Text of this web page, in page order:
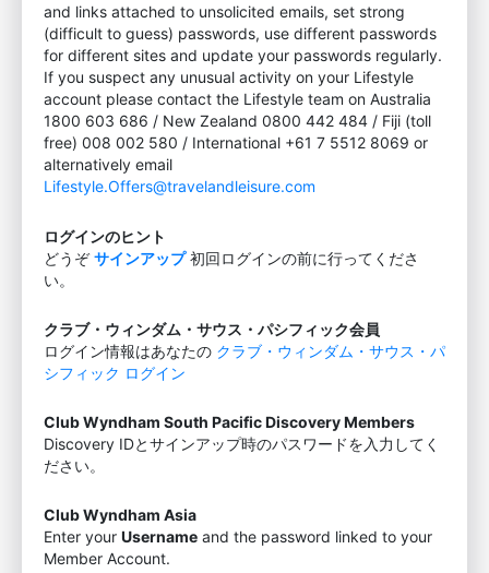
and links attached to unsolicited emails, set strong
(difficult to guess) passwords, use different passwords
for different sites and update your passwords regularly.
If you suspect any unusual activity on your Lifestyle
account please contact the Lifestyle team on Australia
1800 603 686 / New Zealand 0800 442 484 / Fiji (toll
free) 008 002 580 / International +61 7 5512 8069 or
alternatively email
Lifestyle.Offers@travelandleisure.com
ログインのヒント
どうぞサインアップ初回ログインの前に行ってくださ
い。
クラブ・ウィンダム・サウス・パシフィック会員
ログイン情報はあなたの クラブ・ウィンダム・サウス・パ
シフィック ログイン
Club Wyndham South Pacific Discovery Members
Discovery IDとサインアップ時のパスワードを入力してく
ださい。
Club Wyndham Asia
Enter your Username and the password linked to your
Member Account.